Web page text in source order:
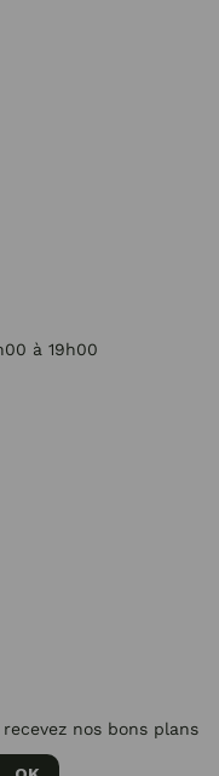
à 19h00
nos bons plans